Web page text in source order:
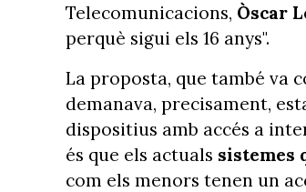
Telecomunicacions, Òscar
perquè sigui els 16 anys".
La proposta, que també va
demanava, precisament,
dispositius amb accés a
és que els actuals sistemes
com els menors tenen un